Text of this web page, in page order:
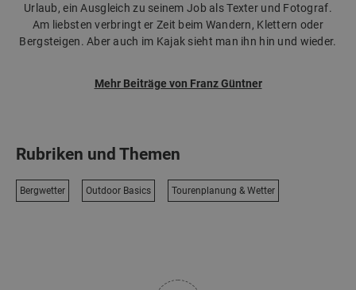
Urlaub, ein Ausgleich zu seinem Job als Texter und Fotograf.
Am liebsten verbringt er Zeit beim Wandern, Klettern oder
Bergsteigen. Aber auch im Kajak sieht man ihn hin und wieder.
Mehr Beiträge von Franz Güntner
Rubriken und Themen
Bergwetter Outdoor Basics Tourenplanung & Wetter